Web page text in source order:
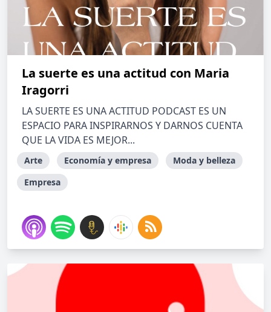
La suerte es una actitud con Maria
Iragorri
LA SUERTE ES UNA ACTITUD PODCAST ES UN
ESPACIO PARA INSPIRARNOS Y DARNOS CUENTA
QUE LA VIDA ES MEJOR...
Arte Economía y empresa
Moda y belleza
Empresa